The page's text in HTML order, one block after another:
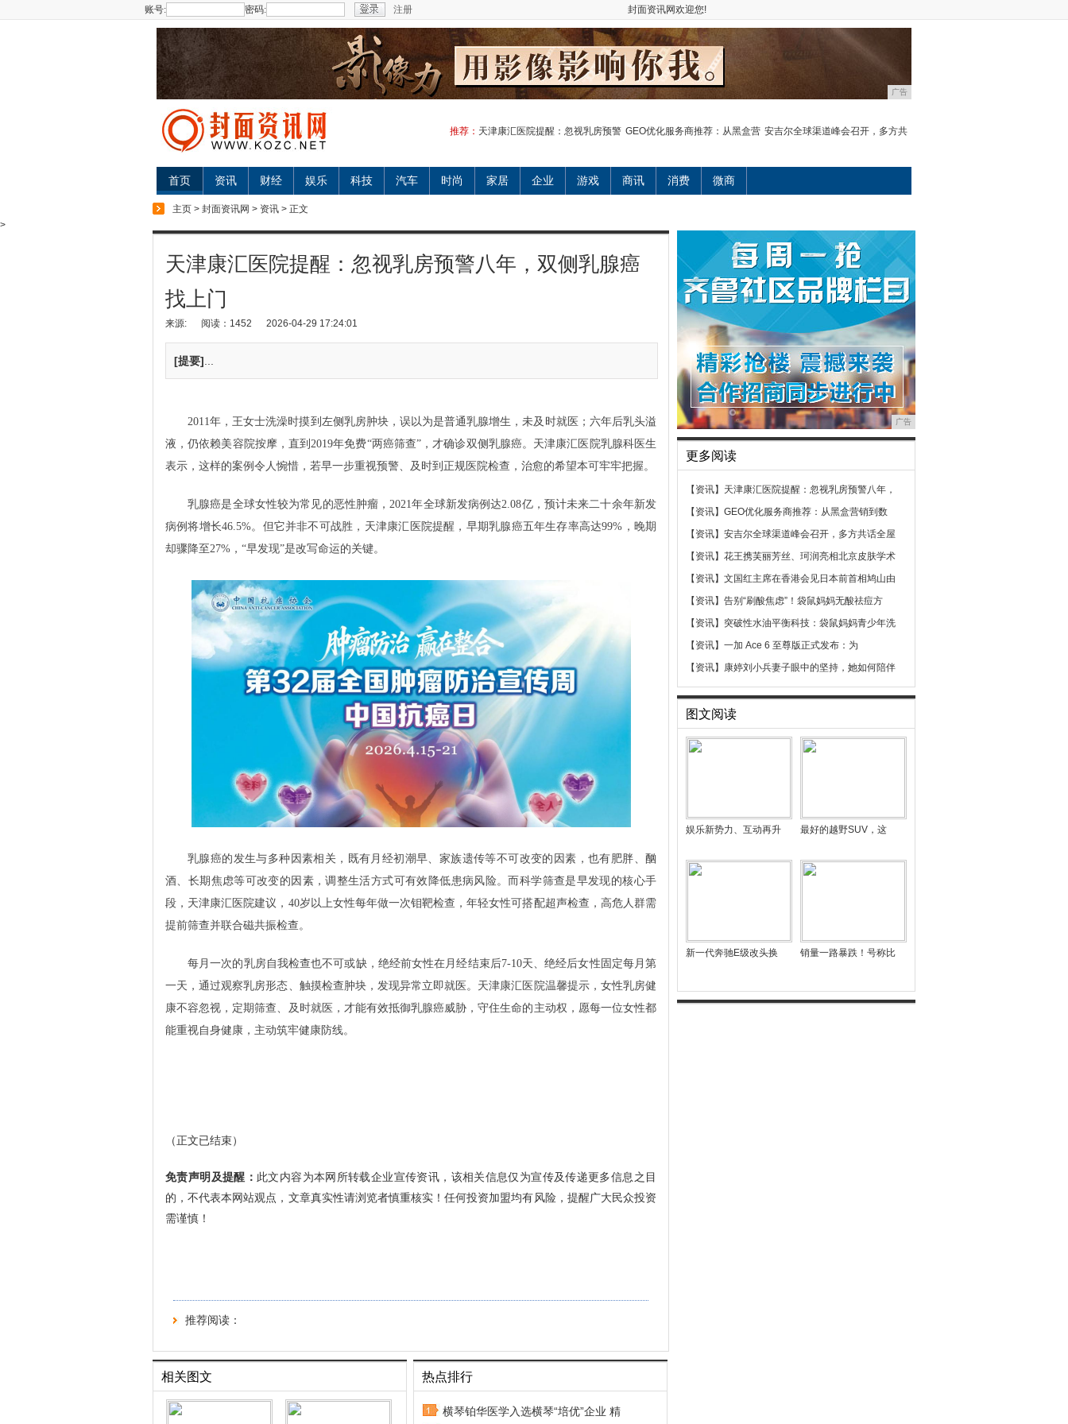
账号: 密码: 注册 封面资讯网欢迎您!
广告
推荐： 天津康汇医院提醒：忽视乳房预警 GEO优化服务商推荐：从黑盒营 安吉尔全球渠道峰会召开，多方共
首页 资讯 财经 娱乐 科技 汽车 时尚 家居 企业 游戏 商讯 消费 微商
主页 > 封面资讯网 > 资讯 > 正文
>
天津康汇医院提醒：忽视乳房预警八年，双侧乳腺癌
找上门
来源: 阅读：1452 2026-04-29 17:24:01
[提要]
2011年，王女士洗澡时摸到左侧乳房肿块，误以为是普通乳腺增生，未及时就医；六年后乳头溢
液，仍依赖美容院按摩，直到2019年免费“两癌筛查”，才确诊双侧乳腺癌。天津康汇医院乳腺科医生
表示，这样的案例令人惋惜，若早一步重视预警、及时到正规医院检查，治愈的希望本可牢牢把握。
乳腺癌是全球女性较为常见的恶性肿瘤，2021年全球新发病例达2.08亿，预计未来二十余年新发
病例将增长46.5%。但它并非不可战胜，天津康汇医院提醒，早期乳腺癌五年生存率高达99%，晚期
却骤降至27%，“早发现”是改写命运的关键。
乳腺癌的发生与多种因素相关，既有月经初潮早、家族遗传等不可改变的因素，也有肥胖、酗
酒、长期焦虑等可改变的因素，调整生活方式可有效降低患病风险。而科学筛查是早发现的核心手
段，天津康汇医院建议，40岁以上女性每年做一次钼靶检查，年轻女性可搭配超声检查，高危人群需
提前筛查并联合磁共振检查。
每月一次的乳房自我检查也不可或缺，绝经前女性在月经结束后7-10天、绝经后女性固定每月第
一天，通过观察乳房形态、触摸检查肿块，发现异常立即就医。天津康汇医院温馨提示，女性乳房健
康不容忽视，定期筛查、及时就医，才能有效抵御乳腺癌威胁，守住生命的主动权，愿每一位女性都
能重视自身健康，主动筑牢健康防线。
（正文已结束）
免责声明及提醒： 此文内容为本网所转载企业宣传资讯，该相关信息仅为宣传及传递更多信息之目
的，不代表本网站观点，文章真实性请浏览者慎重核实！任何投资加盟均有风险，提醒广大民众投资
需谨慎！
推荐阅读：
相关图文 热点排行
横琴铂华医学入选横琴“培优”企业 精
广告
更多阅读
【资讯】 天津康汇医院提醒：忽视乳房预警八年，
【资讯】 GEO优化服务商推荐：从黑盒营销到数
【资讯】 安吉尔全球渠道峰会召开，多方共话全屋
【资讯】 花王携芙丽芳丝、珂润亮相北京皮肤学术
【资讯】 文国红主席在香港会见日本前首相鸠山由
【资讯】 告别“刷酸焦虑”！袋鼠妈妈无酸祛痘方
【资讯】 突破性水油平衡科技：袋鼠妈妈青少年洗
【资讯】 一加 Ace 6 至尊版正式发布：为
【资讯】 康婷刘小兵妻子眼中的坚持，她如何陪伴
图文阅读
娱乐新势力、互动再升 最好的越野SUV，这
新一代奔驰E级改头换 销量一路暴跌！号称比